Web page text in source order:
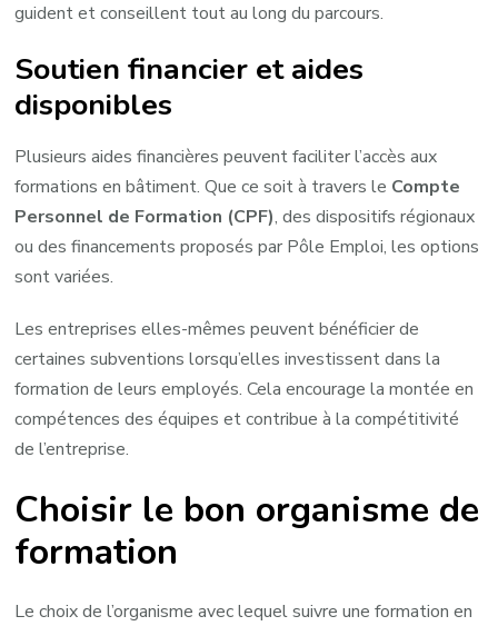
guident et conseillent tout au long du parcours.
Soutien financier et aides
disponibles
Plusieurs aides financières peuvent faciliter l’accès aux
formations en bâtiment. Que ce soit à travers le Compte
Personnel de Formation (CPF), des dispositifs régionaux
ou des financements proposés par Pôle Emploi, les options
sont variées.
Les entreprises elles-mêmes peuvent bénéficier de
certaines subventions lorsqu’elles investissent dans la
formation de leurs employés. Cela encourage la montée en
compétences des équipes et contribue à la compétitivité
de l’entreprise.
Choisir le bon organisme de
formation
Le choix de l’organisme avec lequel suivre une formation en